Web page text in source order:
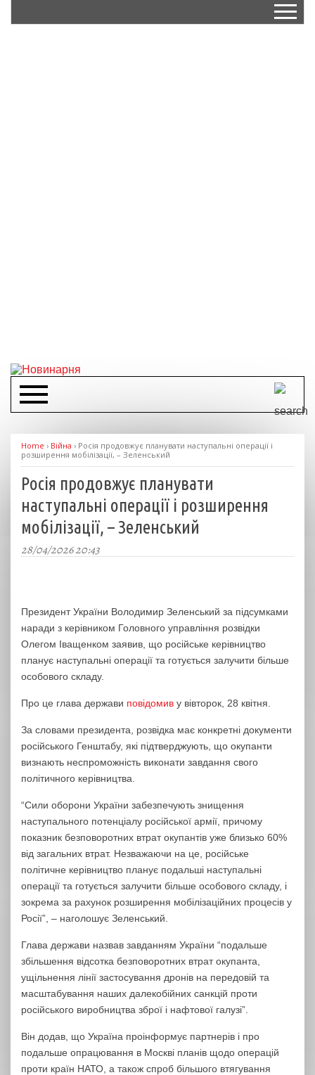
Home › Війна › Росія продовжує планувати наступальні операції і
розширення мобілізації, – Зеленський
Росія продовжує планувати
наступальні операції і розширення
мобілізації, – Зеленський
28/04/2026 20:43
Президент України Володимир Зеленський за підсумками
наради з керівником Головного управління розвідки
Олегом Іващенком заявив, що російське керівництво
планує наступальні операції та готується залучити більше
особового складу.
Про це глава держави повідомив у вівторок, 28 квітня.
За словами президента, розвідка має конкретні документи
російського Генштабу, які підтверджують, що окупанти
визнають неспроможність виконати завдання свого
політичного керівництва.
“Сили оборони України забезпечують знищення
наступального потенціалу російської армії, причому
показник безповоротних втрат окупантів уже близько 60%
від загальних втрат. Незважаючи на це, російське
політичне керівництво планує подальші наступальні
операції та готується залучити більше особового складу, і
зокрема за рахунок розширення мобілізаційних процесів у
Росії”, – наголошує Зеленський.
Глава держави назвав завданням України “подальше
збільшення відсотка безповоротних втрат окупанта,
ущільнення лінії застосування дронів на передовій та
масштабування наших далекобійних санкцій проти
російського виробництва зброї і нафтової галузі”.
Він додав, що Україна проінформує партнерів і про
подальше опрацювання в Москві планів щодо операцій
проти країн НАТО, а також спроб більшого втягування